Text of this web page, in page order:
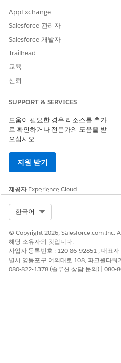
AppExchange
Salesforce 관리자
Salesforce 개발자
Trailhead
교육
신뢰
SUPPORT & SERVICES
도움이 필요한 경우 리소스를 추가
로 확인하거나 전문가의 도움을 받
으십시오.
지원 받기
제공자 Experience Cloud
한국어
© Copyright 2026, Salesforce.com Inc.
해당 소유자의 것입니다.
사업자 등록번호 : 120-86-92851 , 대표
별시 영등포구 여의대로 108, 파크원타
080-822-1378 (솔루션 상담 문의) | 080-